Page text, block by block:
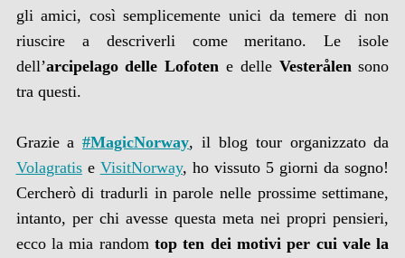
gli amici, così semplicemente unici da temere di non
riuscire a descriverli come meritano. Le isole
dell’arcipelago delle Lofoten e delle Vesterålensono
tra questi.
Grazie a#MagicNorway, il blog tour organizzato da
Volagratise VisitNorway, ho vissuto 5 giorni da sogno!
Cercherò di tradurli in parole nelle prossime settimane,
intanto, per chi avesse questa meta nei propri pensieri,
ecco la mia random top ten dei motivi per cui vale la